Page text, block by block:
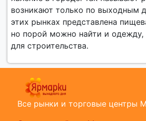
возникают только по выходным
этих рынках представлена
но порой можно найти и одежду,
для строительства.
Все рынки и торговые центры